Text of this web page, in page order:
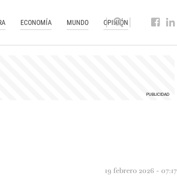
ECONOMÍA MUNDO OPINIÓN
19 febrero 2026 - 07:17